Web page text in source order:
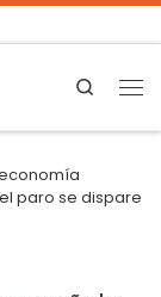
Search
paro se dispare